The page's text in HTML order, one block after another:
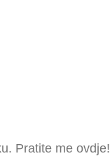
Pratite me ovdje!